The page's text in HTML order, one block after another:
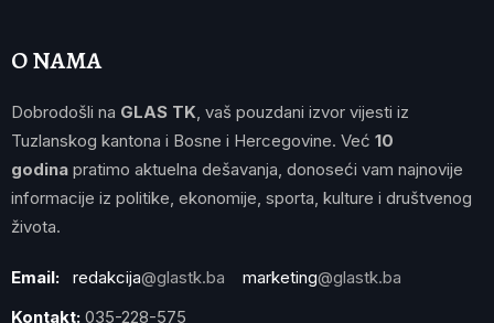
O NAMA
Dobrodošli na GLAS TK , vaš pouzdani izvor vijesti iz
Tuzlanskog kantona i Bosne i Hercegovine. Već 10
godina pratimo aktuelna dešavanja, donoseći vam najnovije
informacije iz politike, ekonomije, sporta, kulture i društvenog
života.
Email: redakcija@glastk.ba marketing@glastk.ba
Kontakt: 035-228-575